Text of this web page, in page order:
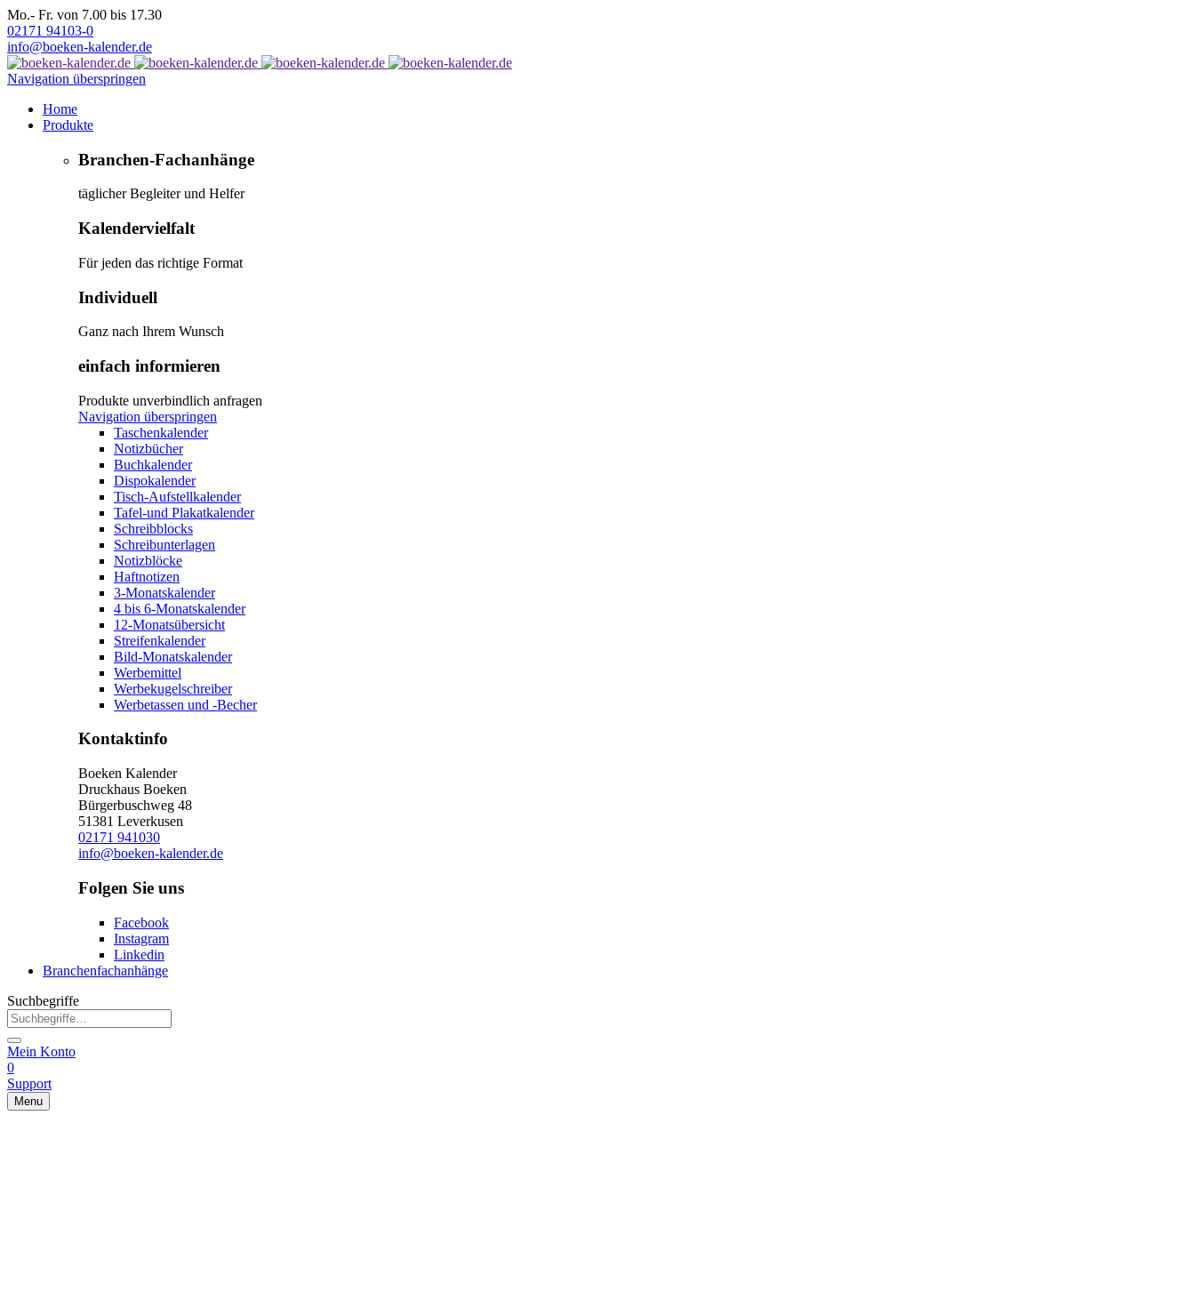
Mo.- Fr. von 7.00 bis 17.30
02171 94103-0
info@boeken-kalender.de
Navigation überspringen
Home
Produkte
Branchen-Fachanhänge
täglicher Begleiter und Helfer
Kalendervielfalt
Für jeden das richtige Format
Individuell
Ganz nach Ihrem Wunsch
einfach informieren
Produkte unverbindlich anfragen
Navigation überspringen
Taschenkalender
Notizbücher
Buchkalender
Dispokalender
Tisch-Aufstellkalender
Tafel-und Plakatkalender
Schreibblocks
Schreibunterlagen
Notizblöcke
Haftnotizen
3-Monatskalender
4 bis 6-Monatskalender
12-Monatsübersicht
Streifenkalender
Bild-Monatskalender
Werbemittel
Werbekugelschreiber
Werbetassen und -Becher
Kontaktinfo
Boeken Kalender
Druckhaus Boeken
Bürgerbuschweg 48
51381 Leverkusen
02171 941030
info@boeken-kalender.de
Folgen Sie uns
Facebook
Instagram
Linkedin
Branchenfachanhänge
Suchbegriffe
Mein Konto
0
Support
Menu